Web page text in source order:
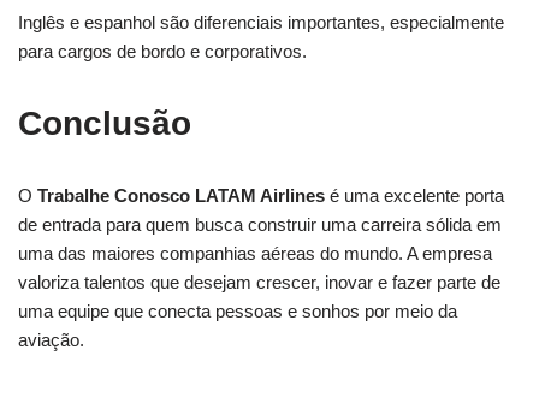
Inglês e espanhol são diferenciais importantes, especialmente
para cargos de bordo e corporativos.
Conclusão
O Trabalhe Conosco LATAM Airlines é uma excelente porta
de entrada para quem busca construir uma carreira sólida em
uma das maiores companhias aéreas do mundo. A empresa
valoriza talentos que desejam crescer, inovar e fazer parte de
uma equipe que conecta pessoas e sonhos por meio da
aviação.